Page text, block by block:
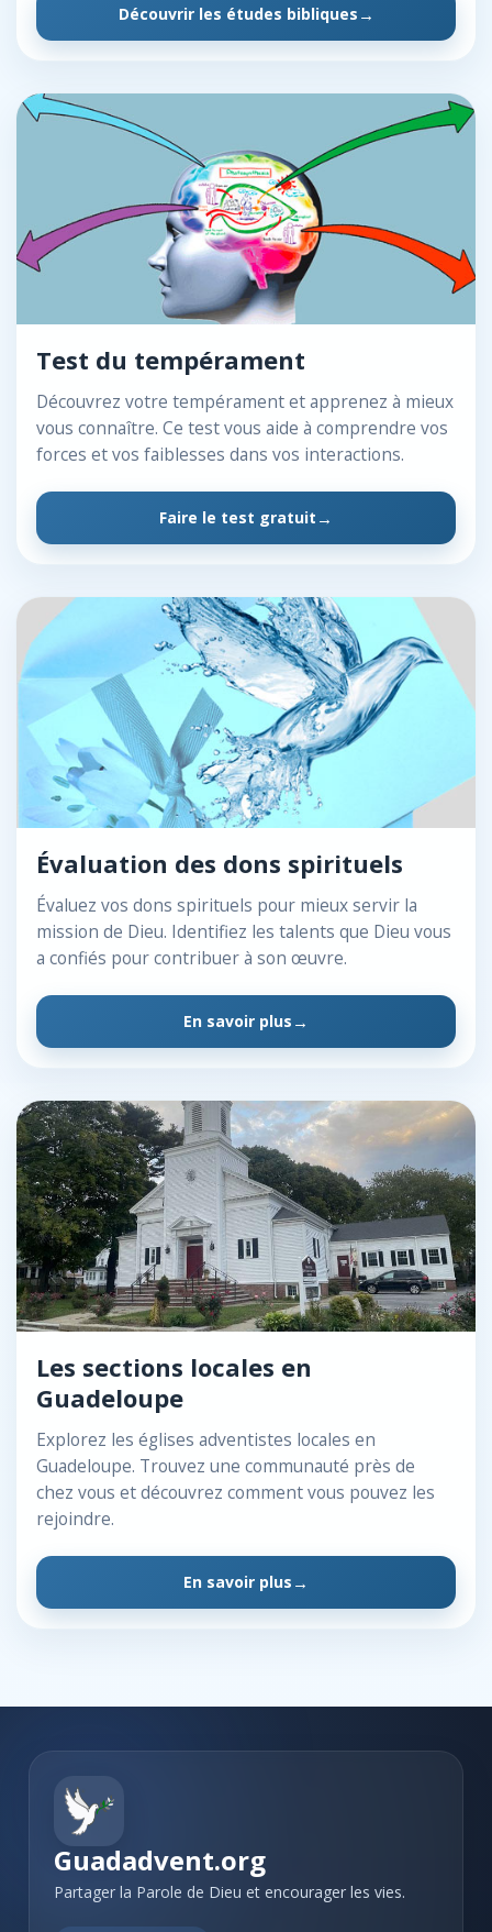
Découvrir les études bibliques
Test du tempérament
Découvrez votre tempérament et apprenez à mieux
vous connaître. Ce test vous aide à comprendre vos
forces et vos faiblesses dans vos interactions.
Faire le test gratuit
Évaluation des dons spirituels
Évaluez vos dons spirituels pour mieux servir la
mission de Dieu. Identifiez les talents que Dieu vous
a confiés pour contribuer à son œuvre.
En savoir plus
Les sections locales en
Guadeloupe
Explorez les églises adventistes locales en
Guadeloupe. Trouvez une communauté près de
chez vous et découvrez comment vous pouvez les
rejoindre.
En savoir plus
Guadadvent.org
Partager la Parole de Dieu et encourager les vies.